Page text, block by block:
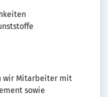
wir Mitarbeiter mit
sowie